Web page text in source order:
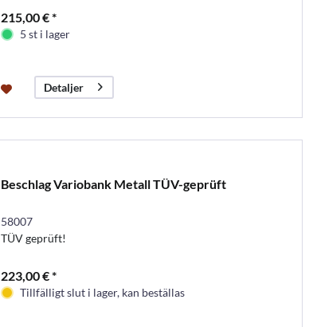
215,00 € *
5 st i lager
Detaljer
Beschlag Variobank Metall TÜV-geprüft
58007
TÜV geprüft!
223,00 € *
Tillfälligt slut i lager, kan beställas